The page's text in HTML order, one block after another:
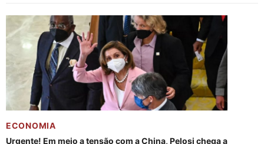
ECONOMIA
Urgente! Em meio a tensão com a China, Pelosi chega a